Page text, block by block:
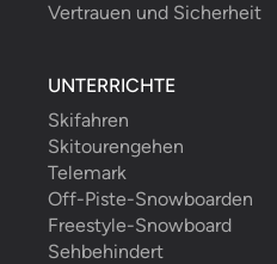
Vertrauen und Sicherheit
UNTERRICHTE
Skifahren
Skitourengehen
Telemark
Off-Piste-Snowboarden
Freestyle-Snowboard
Sehbehindert